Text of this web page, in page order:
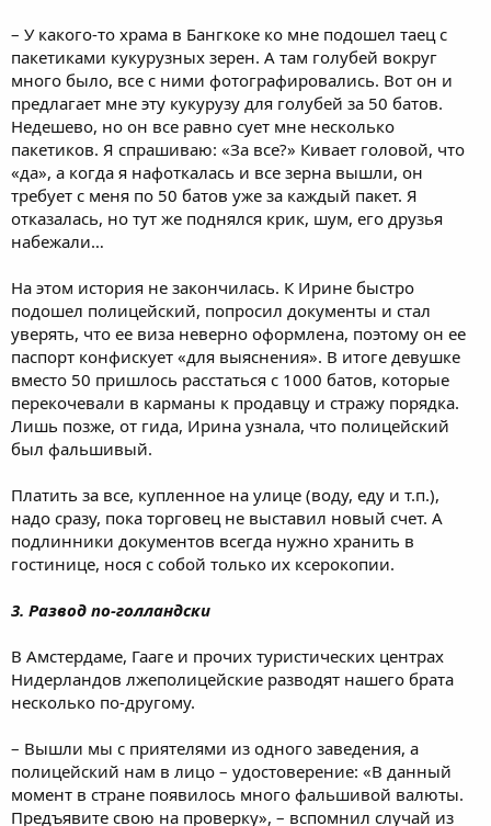
– У какого-то храма в Бангкоке ко мне подошел таец с
пакетиками кукурузных зерен. А там голубей вокруг
много было, все с ними фотографировались. Вот он и
предлагает мне эту кукурузу для голубей за 50 батов.
Недешево, но он все равно сует мне несколько
пакетиков. Я спрашиваю: «За все?» Кивает головой, что
«да», а когда я нафоткалась и все зерна вышли, он
требует с меня по 50 батов уже за каждый пакет. Я
отказалась, но тут же поднялся крик, шум, его друзья
набежали…
На этом история не закончилась. К Ирине быстро
подошел полицейский, попросил документы и стал
уверять, что ее виза неверно оформлена, поэтому он ее
паспорт конфискует «для выяснения». В итоге девушке
вместо 50 пришлось расстаться с 1000 батов, которые
перекочевали в карманы к продавцу и стражу порядка.
Лишь позже, от гида, Ирина узнала, что полицейский
был фальшивый.
Платить за все, купленное на улице (воду, еду и т.п.),
надо сразу, пока торговец не выставил новый счет. А
подлинники документов всегда нужно хранить в
гостинице, нося с собой только их ксерокопии.
3. Развод по-голландски
В Амстердаме, Гааге и прочих туристических центрах
Нидерландов лжеполицейские разводят нашего брата
несколько по-другому.
– Вышли мы с приятелями из одного заведения, а
полицейский нам в лицо – удостоверение: «В данный
момент в стране появилось много фальшивой валюты.
Предъявите свою на проверку», – вспомнил случай из